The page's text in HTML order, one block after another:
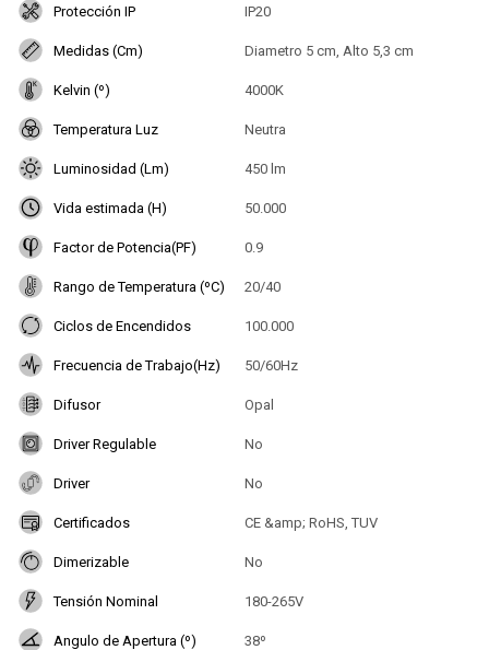
Protección IP IP20
Medidas (Cm) Diametro 5 cm, Alto 5,3 cm
Kelvin (º) 4000K
Temperatura Luz Neutra
Luminosidad (Lm) 450 lm
Vida estimada (H) 50.000
Factor de Potencia(PF) 0.9
Rango de Temperatura (ºC) 20/40
Ciclos de Encendidos 100.000
Frecuencia de Trabajo(Hz) 50/60Hz
Difusor Opal
Driver Regulable No
Driver No
Certificados CE &amp; RoHS, TUV
Dimerizable No
Tensión Nominal 180-265V
Angulo de Apertura (º) 38º